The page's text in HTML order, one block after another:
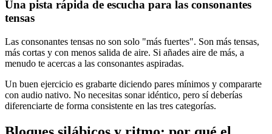
Una pista rápida de escucha para las consonantes
tensas
Las consonantes tensas no son solo "más fuertes". Son más tensas,
más cortas y con menos salida de aire. Si añades aire de más, a
menudo te acercas a las consonantes aspiradas.
Un buen ejercicio es grabarte diciendo pares mínimos y compararte
con audio nativo. No necesitas sonar idéntico, pero sí deberías
diferenciarte de forma consistente en las tres categorías.